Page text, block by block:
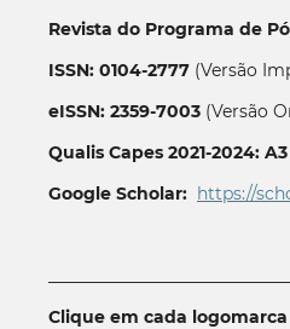
Revista do Programa de
ISSN: 0104-2777(Versão
eISSN: 2359-7003(Versão
Qualis Capes 2021-2024:
Google Scholar: https://
Clique em cada